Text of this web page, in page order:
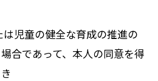
は児童の健全な育成の推進の
合であって、本人の同意を得